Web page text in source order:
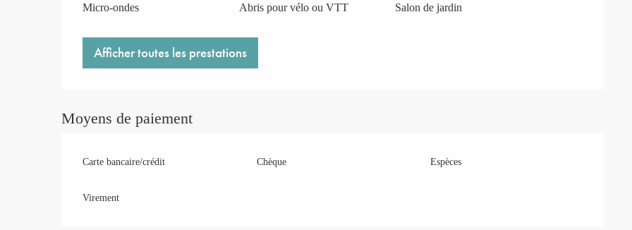
Micro-ondes
Abris pour vélo ou VTT Salon de jardin
Afficher toutes les prestations
Moyens de paiement
Carte bancaire/crédit Chèque Espèces
Virement